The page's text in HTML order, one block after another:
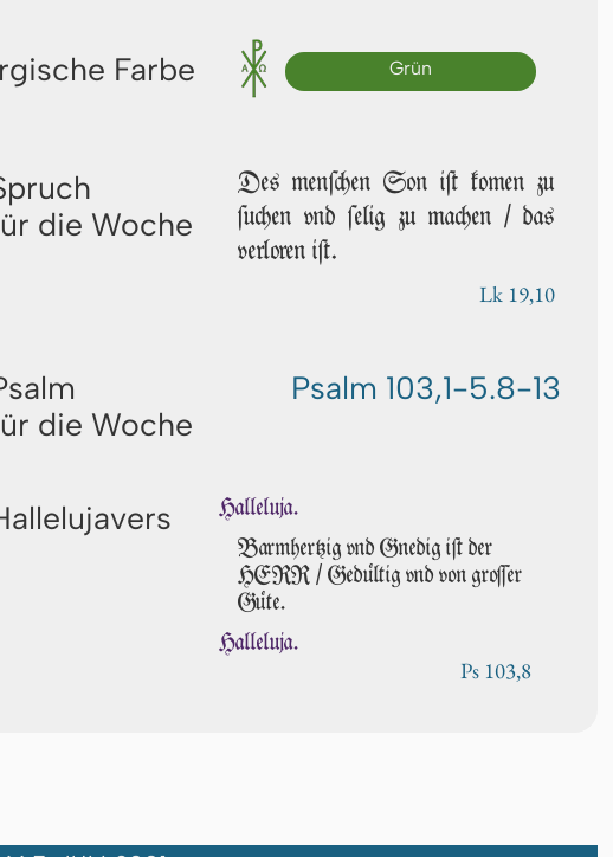
Farbe Grün
die Woche
Des men­ſchen Son iſt ko­men zu
ſu­chen vnd ſe­lig zu machen / das
verloren iſt.
Lk 19,10
die Woche
Psalm 103,1-5.8-13
Halleluja.
Barmhertzig vnd Gnedig iſt der
HERR / Gedültig vnd von groſ­ſer
Güte.
Halleluja.
Ps 103,8